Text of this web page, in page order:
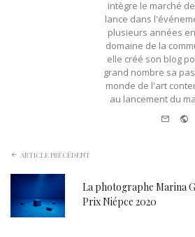
intègre le marché
lance dans
plusieurs années
domaine de la
elle créé son blog
grand nombre sa
monde de l'art
au lancement du
ARTICLE PRÉCÉDENT
La photographe Marina
Prix Niépce 2020